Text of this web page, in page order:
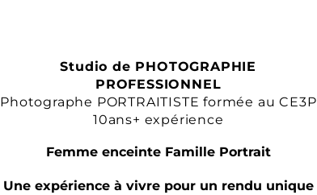
Studio de PHOTOGRAPHIE
PROFESSIONNEL
Photographe PORTRAITISTE formée au CE3P
10ans+ expérience
Femme enceinte Famille Portrait
Une expérience à vivre pour un rendu unique